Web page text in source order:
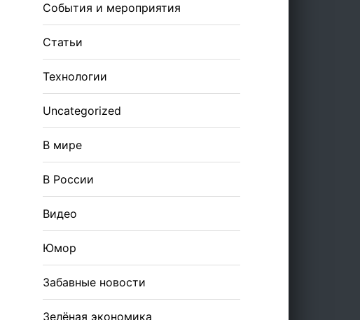
События и мероприятия
Статьи
Технологии
Uncategorized
В мире
В России
Видео
Юмор
Забавные новости
Зелёная экономика